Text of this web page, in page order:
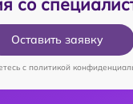
Оставить заявку
c политикой